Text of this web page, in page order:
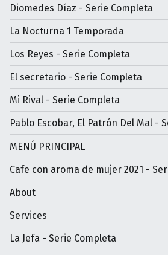
Diomedes Díaz - Serie Completa
La Nocturna 1 Temporada
Los Reyes - Serie Completa
El secretario - Serie Completa
Mi Rival - Serie Completa
Pablo Escobar, El Patrón Del Mal -
MENÚ PRINCIPAL
Cafe con aroma de mujer 2021 -
About
Services
La Jefa - Serie Completa